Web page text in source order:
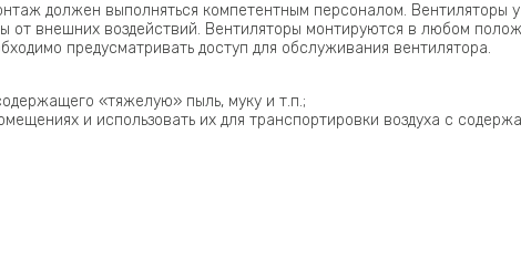
должен выполняться компетентным персоналом. Вентиляторы
внешних воздействий. Вентиляторы монтируются в любом
предусматривать доступ для обслуживания вентилятора.
«тяжелую» пыль, муку и т.п.;
и использовать их для транспортировки воздуха с